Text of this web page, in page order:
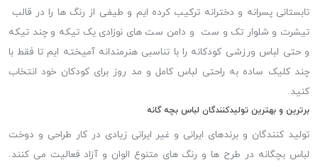
تابستانی پسرانه و دخترانه ترکیب کرده ایم و طیفی از رنگ ها را در قالب
تیشرت و شلوار تک و ست و دامن ست های نوزادی یک تیکه و چند تیکه
و حتی لباس ورزشی کودکانه را با تناسبی هنرمندانه آمیخته ایم تا فقط با
چند کلیک ساده به راحتی لباس کامل و مد روز برای کودکان خود انتخاب
کنید.
برترین و بهترین تولیدکنندگان لباس بچه گانه
تولید کنندگان و برندهای ایرانی و غیر ایرانی زیادی در کار طراحی و دوخت
لباس بچگانه در طرح ها و رنگ های متنوع الوان و آزاد فعالیت می کنند.